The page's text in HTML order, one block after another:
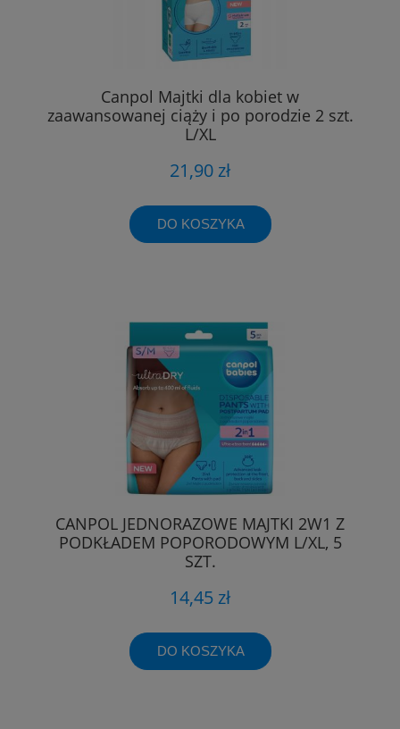
Canpol Majtki dla kobiet w
zaawansowanej ciąży i po porodzie 2 szt.
L/XL
21,90 zł
DO KOSZYKA
CANPOL JEDNORAZOWE MAJTKI 2W1 Z
PODKŁADEM POPORODOWYM L/XL, 5
SZT.
14,45 zł
DO KOSZYKA